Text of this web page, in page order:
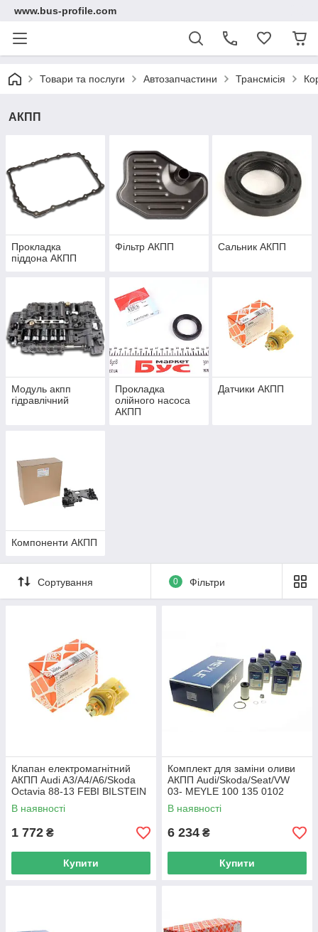
www.bus-profile.com
Товари та послуги Автозапчастини Трансмісія
АКПП
Прокладка
піддона АКПП
Фільтр АКПП Сальник АКПП
Модуль акпп
гідравлічний
Прокладка
олійного насоса
АКПП
Датчики АКПП
Компоненти АКПП
Сортування 0 Фільтри
Клапан електромагнітний
АКПП Audi A3/A4/A6/Skoda
Octavia 88-13 FEBI BILSTEIN
36056 UA62
В наявності
1 772 ₴
Купити
Комплект для заміни оливи
АКПП Audi/Skoda/Seat/VW
03- MEYLE 100 135 0102
UA62
В наявності
6 234 ₴
Купити